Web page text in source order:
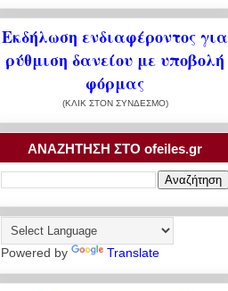
Εκδήλωση ενδιαφέροντος για
ρύθμιση δανείου με υποβολή
φόρμας
(ΚΛΙΚ ΣΤΟΝ ΣΥΝΔΕΣΜΟ)
ΑΝΑΖΗΤΗΣΗ ΣΤΟ ofeiles.gr
Powered by Translate